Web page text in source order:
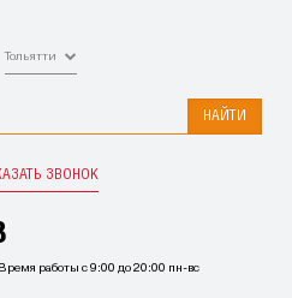
Тольятти
НАЙТИ
ЗВОНОК
работы с 9:00 до 20:00 пн-вс